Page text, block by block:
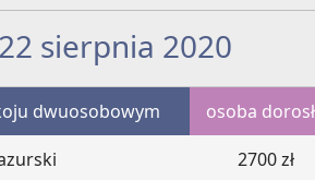
sierpnia 2020
dwuosobowym osoba
2700 zł